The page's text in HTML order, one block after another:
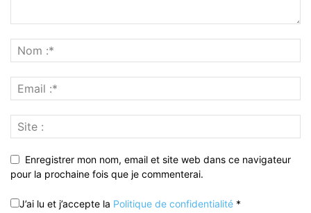
Enregistrer mon nom, email et site web dans ce navigateur
pour la prochaine fois que je commenterai.
J’ai lu et j’accepte la Politique de confidentialité *